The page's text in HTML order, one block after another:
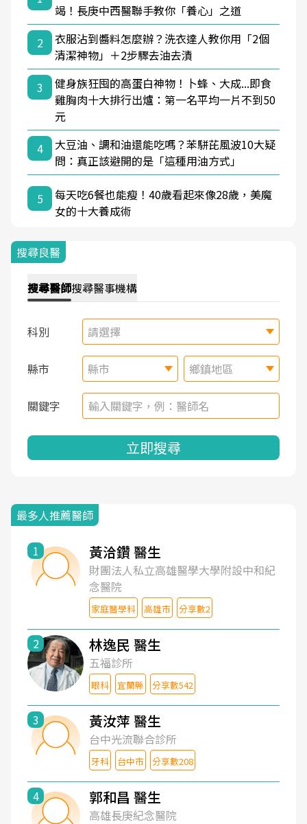
竭！長庚中西醫聯手教你「養心」之道
2
衣服沾到醬料怎麼辦？洗衣達人教你用「2個
清潔神物」＋2步驟去油去漬
3
健身族狂囤的高蛋白神物！卜蜂、大成...即食
雞胸肉十大排行出爐：第一名平均一片不到50
元
4
大豆油、調和油還能吃嗎？苯駢芘風波10大疑
問：真正該避開的是「這種用油方式」
5
每天吃6餐也能瘦！40歲看起來像28歲，美魔
女的十大養成術
搜尋良醫
搜尋醫師搜尋醫事機構
科別 請選擇
縣市 縣市 鄉鎮地區
關鍵字
立即搜尋
最多人推薦醫師
1 黃洽鑽 醫生
財團法人私立高雄醫學大學附設中和紀
念醫院
家庭醫學科 高雄市 分享數2
2 林逸民 醫生
五福診所
眼科 宜蘭縣 分享數542
3 黃汝萍 醫生
台中光流聯合診所
牙科 台中市 分享數208
4 郭和昌 醫生
高雄長庚紀念醫院